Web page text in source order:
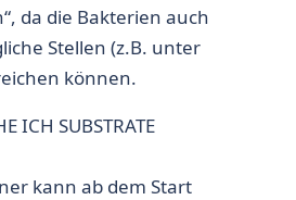
da die Bakterien auch
Stellen (z.B. unter
können.
ICH SUBSTRATE
kann ab dem Start